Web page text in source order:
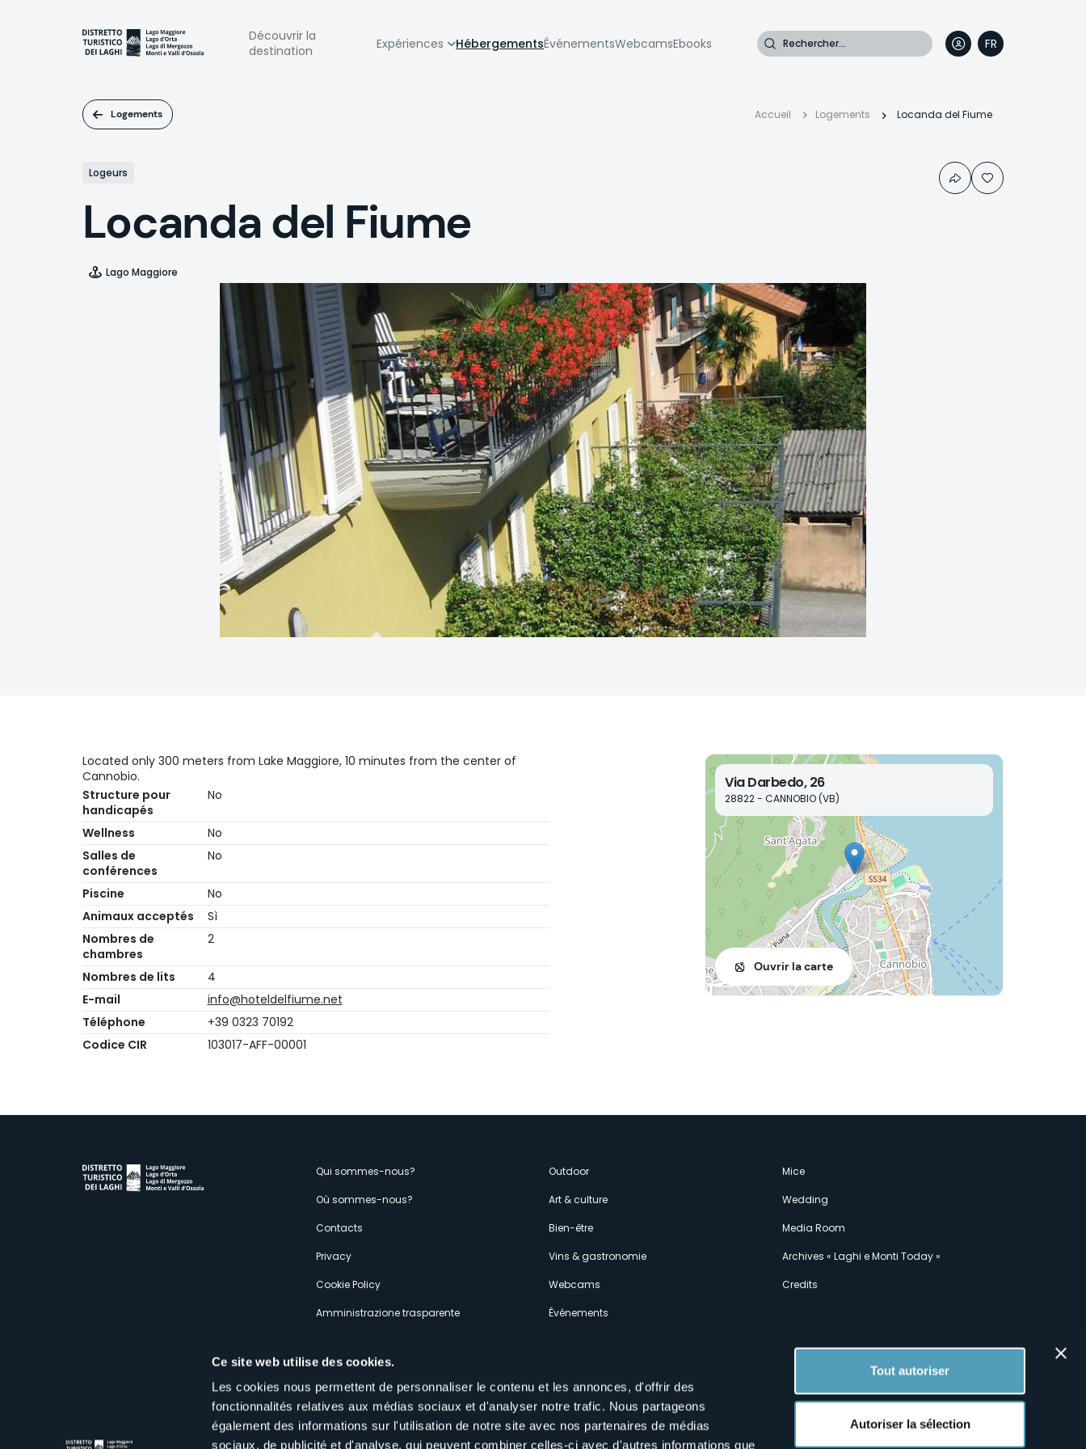
Ce site web utilise des cookies.
Les cookies nous permettent de personnaliser le contenu et les annonces, d'offrir des
fonctionnalités relatives aux médias sociaux et d'analyser notre trafic. Nous partageons
également des informations sur l'utilisation de notre site avec nos partenaires de médias
sociaux, de publicité et d'analyse, qui peuvent combiner celles-ci avec d'autres informations que
Tout autoriser
Autoriser la sélection
Navigazione
Découvrir la
destination
Expériences HébergementsÉvénementsWebcamsEbooks Rechercher
FR
IT
EN
DE
Logements
Fil
Accueil Logements Locanda del Fiume
Logeurs
Locanda del Fiume
Lago Maggiore
Located only 300 meters from Lake Maggiore, 10 minutes from the center of
Cannobio.
Structure pour
handicapés
No
Wellness
No
Salles de
conférences
No
Piscine
No
Animaux acceptés
Sì
Nombres de
chambres
2
Nombres de lits
4
E-mail
info@hoteldelfiume.net
Téléphone
+39 0323 70192
Codice CIR
103017-AFF-00001
Via Darbedo, 26
28822 - CANNOBIO (VB)
Ouvrir la carte
Menù
secondario
Qui sommes-nous?
Où sommes-nous?
Contacts
Privacy
Cookie Policy
Amministrazione trasparente
Outdoor
Art & culture
Bien-être
Vins & gastronomie
Webcams
Événements
Mice
Wedding
Media Room
Archives « Laghi e Monti Today »
Credits
Suivez-nous sur nos réseaux sociaux